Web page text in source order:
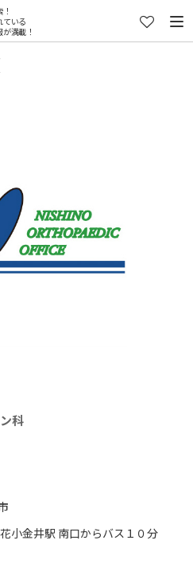
ている
満載！
科
小金井駅 南口からバス１０分